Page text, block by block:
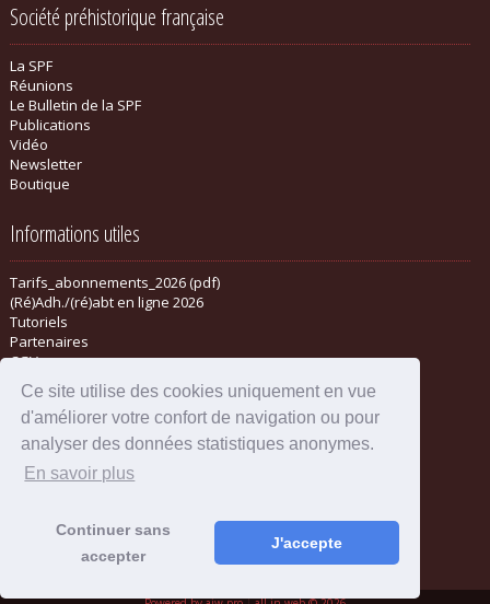
Ce site utilise des cookies uniquement en vue
d'améliorer votre confort de navigation ou pour
analyser des données statistiques anonymes.
En savoir plus
Continuer sans
accepter
J'accepte
Société préhistorique française
La SPF
Réunions
Le Bulletin de la SPF
Publications
Vidéo
Newsletter
Boutique
Informations utiles
Tarifs_abonnements_2026 (pdf)
(Ré)Adh./(ré)abt en ligne 2026
Tutoriels
Partenaires
CGV